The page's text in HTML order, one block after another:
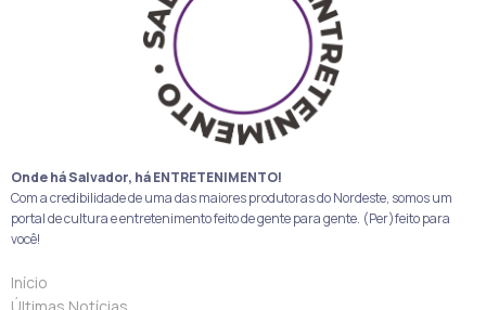
Onde há Salvador, há ENTRETENIMENTO!
Com a credibilidade de uma das maiores produtoras do Nordeste, somos um
portal de cultura e entretenimento feito de gente para gente. (Per)feito para
você!
Início